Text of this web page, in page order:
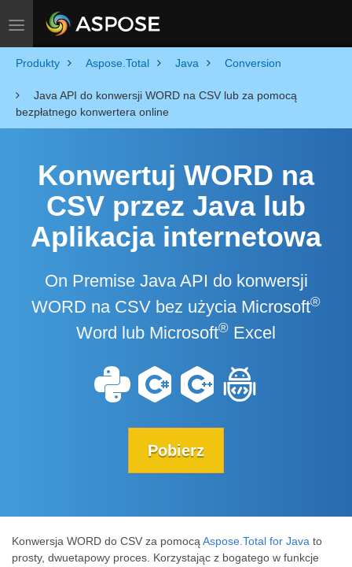
Toggle navigation
Produkty Aspose.Total Java Conversion
Java API do konwersji WORD na CSV lub za pomocą
bezpłatnego konwertera online
Konwertuj WORD na
CSV przez Java lub
Aplikacja internetowa
On Premise Java API do konwersji
WORD na CSV bez użycia Microsoft®
Word lub Microsoft® Excel
Pobierz
Konwersja WORD do CSV za pomocą Aspose.Total for Java to
prosty, dwuetapowy proces. Korzystając z bogatego w funkcje